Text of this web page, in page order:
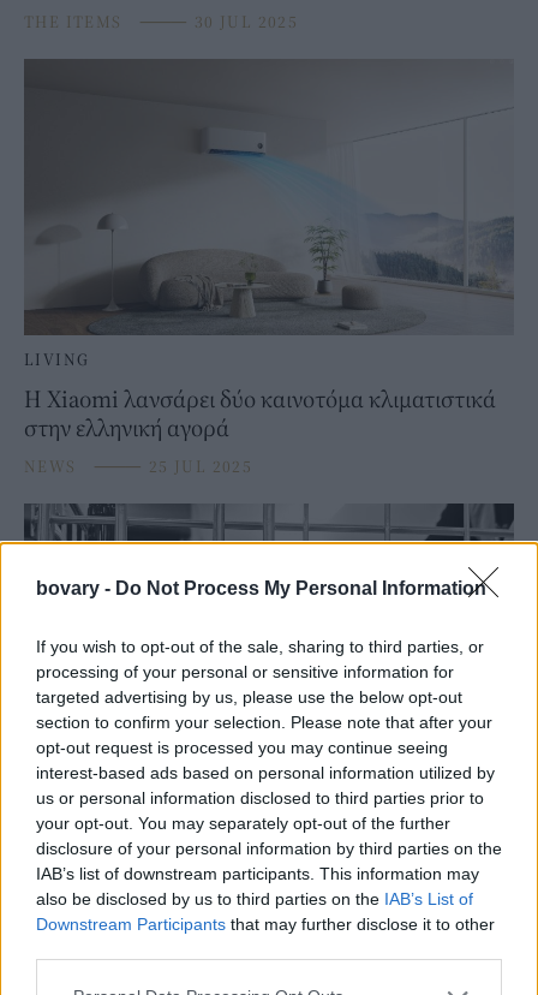
bovary - Do Not Process My Personal Information
If you wish to opt-out of the sale, sharing to third parties, or
processing of your personal or sensitive information for
targeted advertising by us, please use the below opt-out
section to confirm your selection. Please note that after your
opt-out request is processed you may continue seeing
interest-based ads based on personal information utilized by
us or personal information disclosed to third parties prior to
your opt-out. You may separately opt-out of the further
disclosure of your personal information by third parties on the
IAB’s list of downstream participants. This information may
also be disclosed by us to third parties on the IAB’s List of
Downstream Participants that may further disclose it to other
THE ITEMS ⸻ 30 JUL 2025
LIVING
Η Xiaomi λανσάρει δύο καινοτόμα κλιματιστικά
στην ελληνική αγορά
NEWS ⸻ 25 JUL 2025
LIVING
Ασύγκριτη τεχνολογία και γευσιγνωσία στο
Xiaomi 15 Series masterclass
NEWS ⸻03 JUN 2025